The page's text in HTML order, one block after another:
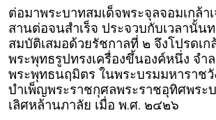
ต่อมาพระบาทสมเด็จพระจุลจอมเกล้า
สานต่อจนสำเร็จ ประจวบกับเวลานั้น
สมบัติเสมอด้วยรัชกาลที่ ๒ จึงโปรดเก
พระพุทธรูปทรงเครื่องขึ้นองค์หนึ่ง จำ
พระพุทธนฤมิตร ในพระบรมมหาราชวั
บำเพ็ญพระราชกุศลพระราชอุทิศพระ
เลิศหล้านภาลัย เมื่อ พ.ศ. ๒๔๒๖